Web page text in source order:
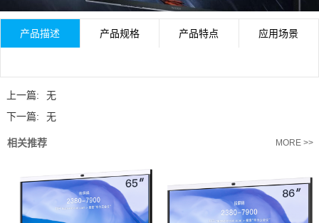
产品描述 产品规格 产品特点 应用场景
上一篇:
无
下一篇:
无
相关推荐 MORE >>